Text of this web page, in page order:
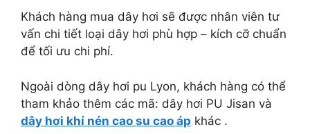
Khách hàng mua dây hơi sẽ được nhân viên tư
vấn chi tiết loại dây hơi phù hợp – kích cỡ chuẩn
để tối ưu chi phí.
Ngoài dòng dây hơi pu Lyon, khách hàng có thể
tham khảo thêm các mã: dây hơi PU Jisan và
dây hơi khí nén cao su cao áp khác .